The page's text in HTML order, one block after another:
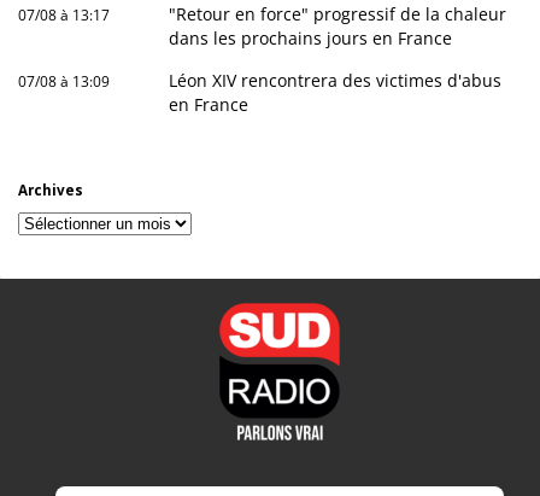
07/08 à 13:17
"Retour en force" progressif de la chaleur
dans les prochains jours en France
07/08 à 13:09
Léon XIV rencontrera des victimes d'abus
en France
Archives
Archives